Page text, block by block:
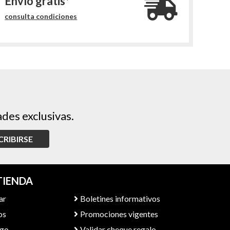
consulta condiciones
exclusivas.
Boletines informativos
Promociones vigentes